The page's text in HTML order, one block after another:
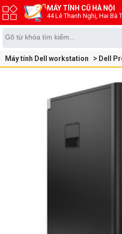
MÁY TÍNH CŨ HÀ NỘI
44 Lê Thanh Nghị, Hai Bà
Máy tính Dell workstation Dell